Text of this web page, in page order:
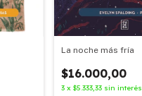
La noche más fría
$16.000,00
3 x $5.333,33 sin interés